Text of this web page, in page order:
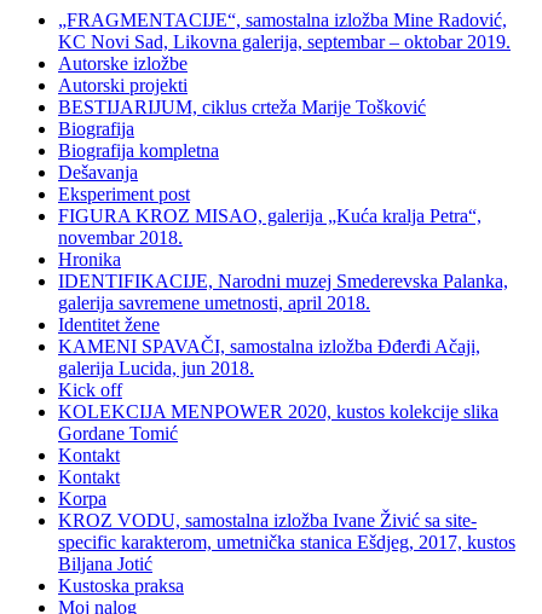
„FRAGMENTACIJE“, samostalna izložba Mine Radović,
KC Novi Sad, Likovna galerija, septembar – oktobar 2019.
Autorske izložbe
Autorski projekti
BESTIJARIJUM, ciklus crteža Marije Tošković
Biografija
Biografija kompletna
Dešavanja
Eksperiment post
FIGURA KROZ MISAO, galerija „Kuća kralja Petra“,
novembar 2018.
Hronika
IDENTIFIKACIJE, Narodni muzej Smederevska Palanka,
galerija savremene umetnosti, april 2018.
Identitet žene
KAMENI SPAVAČI, samostalna izložba Đđerđi Ačaji,
galerija Lucida, jun 2018.
Kick off
KOLEKCIJA MENPOWER 2020, kustos kolekcije slika
Gordane Tomić
Kontakt
Kontakt
Korpa
KROZ VODU, samostalna izložba Ivane Živić sa site-
specific karakterom, umetnička stanica Ešdjeg, 2017, kustos
Biljana Jotić
Kustoska praksa
Moj nalog